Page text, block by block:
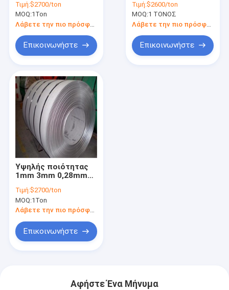
3mm 0.28mm 304
σπείρα SS 202
Τιμή:$2700/ton
MOQ:1Ton
Λάβετε την πιο πρόσφατη τιμή
Επικοινωνήστε
σωλήνας 28mm
σωλήνας Astm SS
ανοξείδωτου 35mm
25mm OD
Τιμή:$2600/ton
MOQ:1 ΤΟΝΟΣ
Επικοινωνήστε
Υψηλής ποιότητας
1mm 3mm 0,28mm
430 304 304L Πηνίο
σωλήνων από
ανοξείδωτο χάλυβα
Τιμή:$2700/ton
MOQ:1Ton
Λάβετε την πιο πρόσφατη τιμή
Επικοινωνήστε
Αφήστε Ένα Μήνυμα